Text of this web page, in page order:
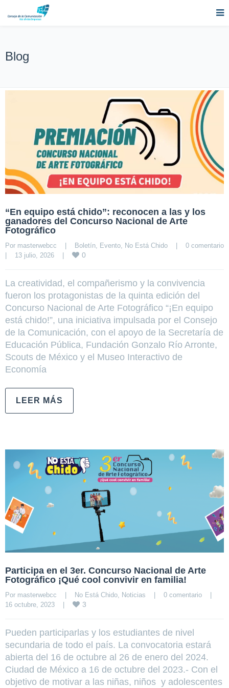
Blog
“En equipo está chido”: reconocen a las y los
ganadores del Concurso Nacional de Arte
Fotográfico
Por masterwebcc | Boletín Evento No Está Chido |
0 comentario
|
13 julio, 2026 | 0
La creatividad, el compañerismo y la convivencia
fueron los protagonistas de la quinta edición del
Concurso Nacional de Arte Fotográfico “¡En equipo
está chido!”, una iniciativa impulsada por el Consejo
de la Comunicación, con el apoyo de la Secretaría de
Educación Pública, Fundación Gonzalo Río Arronte,
Scouts de México y el Museo Interactivo de
Economía
LEER MÁS
Participa en el 3er. Concurso Nacional de Arte
Fotográfico ¡Qué cool convivir en familia!
Por masterwebcc No Está Chido, Noticias 0 comentario
16 octubre, 2023
3
Pueden participarlas y los estudiantes de nivel
secundaria de todo el país. La convocatoria estará
abierta del 16 de octubre al 26 de enero del 2024.
Ciudad de México a 16 de octubre del 2023.- Con el
objetivo de motivar a las niñas, niños y adolescentes